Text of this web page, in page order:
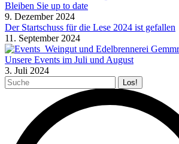
Bleiben Sie up to date
9. Dezember 2024
Der Startschuss für die Lese 2024 ist gefallen
11. September 2024
Unsere Events im Juli und August
3. Juli 2024
Search: